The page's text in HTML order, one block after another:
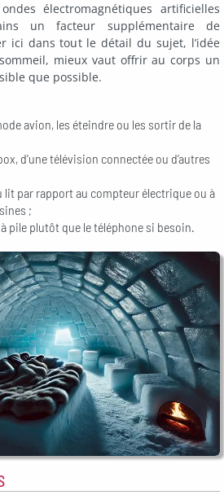
électromagnétiques artificielles
un facteur supplémentaire de
ici dans tout le détail du sujet, l’idée
mieux vaut offrir au corps un
que possible.
avion, les éteindre ou les sortir de la
d’une télévision connectée ou d’autres
lit par rapport au compteur électrique ou à
;
pile plutôt que le téléphone si besoin.